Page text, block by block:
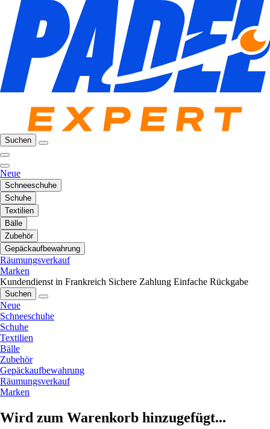
Suchen
Neue
Schneeschuhe
Schuhe
Textilien
Bälle
Zubehör
Gepäckaufbewahrung
Räumungsverkauf
Marken
Kundendienst in Frankreich Sichere Zahlung Einfache Rückgabe
Suchen
Neue
Schneeschuhe
Schuhe
Textilien
Bälle
Zubehör
Gepäckaufbewahrung
Räumungsverkauf
Marken
Wird zum Warenkorb hinzugefügt...